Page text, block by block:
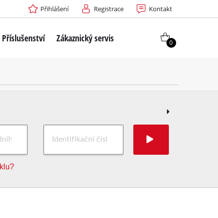
Přihlášení Registrace Kontakt
Příslušenství Zákaznický servis 0